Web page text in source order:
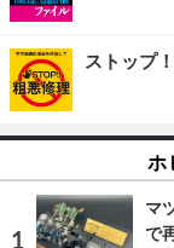
ストップ
ホ
マ
で